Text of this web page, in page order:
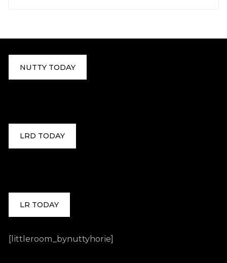
NUTTY TODAY
LRD TODAY
LR TODAY
[littleroom_bynuttyhorie]